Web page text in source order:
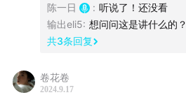
陈一日 : 听说了！还没看
输出eli5: 想问问这是讲什么的？
共3条回复
卷花卷
2024.9.17